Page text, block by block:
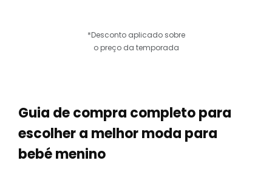
*Desconto aplicado sobre
o preço da temporada
Guia de compra completo para
escolher a melhor moda para
bebé menino